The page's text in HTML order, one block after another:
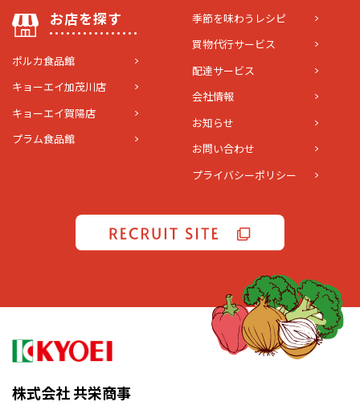
お店を探す
ポルカ食品館
キョーエイ加茂川店
キョーエイ賀陽店
プラム食品館
季節を味わうレシピ
買物代行サービス
配達サービス
会社情報
お知らせ
お問い合わせ
プライバシーポリシー
株式会社 共栄商事